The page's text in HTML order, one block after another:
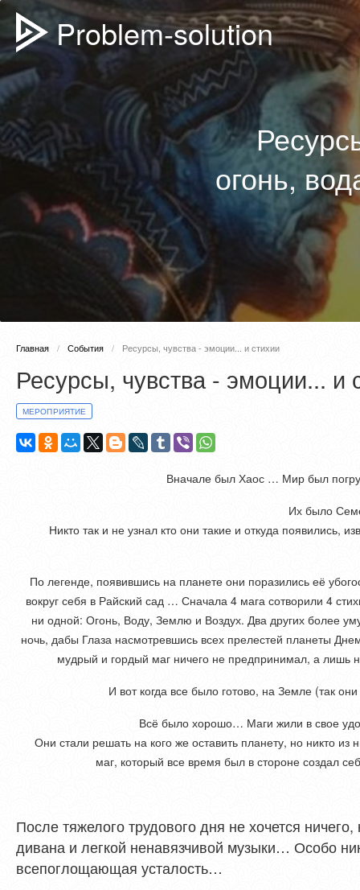
Problem-solution
огонь,
Главная События Ресурсы, чувства - эмоции... и стихии
Ресурсы, чувства - эмоции... и
МЕРОПРИЯТИЕ
Вначале был Хаос … Мир был
Их было
Никто так и не узнал кто они такие и откуда появились,
По легенде, появившись на планете они поразились её
вокруг себя в Райский сад … Сначала 4 мага сотворили 4
ни одной: Огонь, Воду, Землю и Воздух. Два других более
ночь, дабы Глаза насмотревшись всех прелестей планеты
мудрый и гордый маг ничего не предпринимал, а лишь
И вот когда все было готово, на Земле (так
Всё было хорошо… Маги жили в свое
Они стали решать на кого же оставить планету, но никто из
маг, который все время был в стороне создал
После тяжелого трудового дня не хочется
дивана и легкой ненавязчивой музыки… Особо
всепоглощающая усталость…